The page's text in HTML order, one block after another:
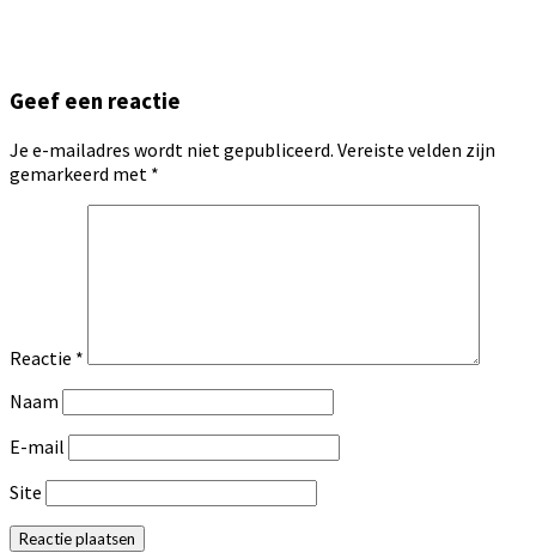
Geef een reactie
Je e-mailadres wordt niet gepubliceerd. Vereiste velden zijn
gemarkeerd met *
Reactie *
Naam
E-mail
Site